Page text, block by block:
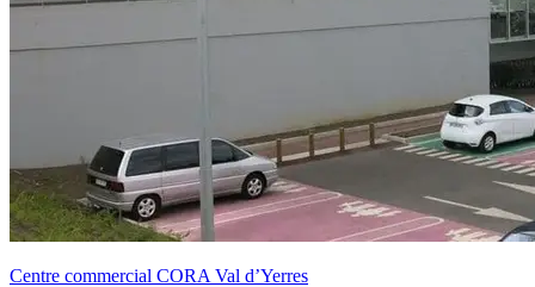
Centre commercial CORA Val d’Yerres